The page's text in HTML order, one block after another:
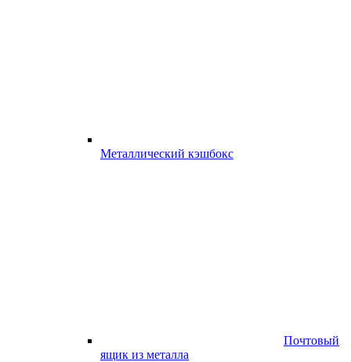
Металлический кэшбокс
Почтовый
ящик из металла